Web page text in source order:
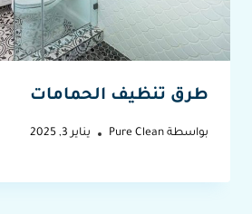
طرق تنظيف الحمامات
بواسطة Pure Clean يناير 3, 2025